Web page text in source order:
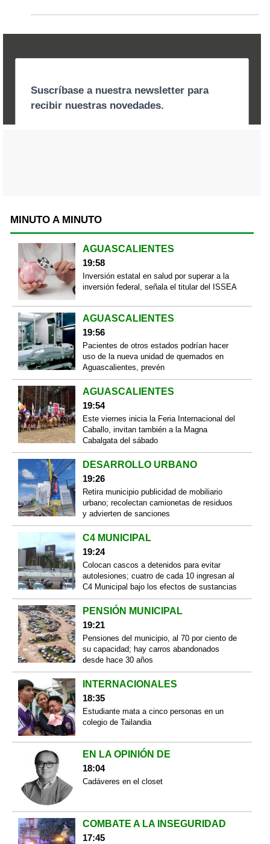
MINUTO A MINUTO
AGUASCALIENTES
19:58
Inversión estatal en salud por superar a la
inversión federal, señala el titular del ISSEA
AGUASCALIENTES
19:56
Pacientes de otros estados podrían hacer
uso de la nueva unidad de quemados en
Aguascalientes, prevén
AGUASCALIENTES
19:54
Este viernes inicia la Feria Internacional del
Caballo, invitan también a la Magna
Cabalgata del sábado
DESARROLLO URBANO
19:26
Retira municipio publicidad de mobiliario
urbano; recolectan camionetas de residuos
y advierten de sanciones
C4 MUNICIPAL
19:24
Colocan cascos a detenidos para evitar
autolesiones; cuatro de cada 10 ingresan al
C4 Municipal bajo los efectos de sustancias
PENSIÓN MUNICIPAL
19:21
Pensiones del municipio, al 70 por ciento de
su capacidad; hay carros abandonados
desde hace 30 años
INTERNACIONALES
18:35
Estudiante mata a cinco personas en un
colegio de Tailandia
EN LA OPINIÓN DE
18:04
Cadáveres en el closet
COMBATE A LA INSEGURIDAD
17:45